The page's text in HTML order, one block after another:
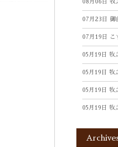
08月06日 牧
07月23日 御
07月19日 こすもす
05月19日 牧
05月19日 牧
05月19日 牧
05月19日 牧